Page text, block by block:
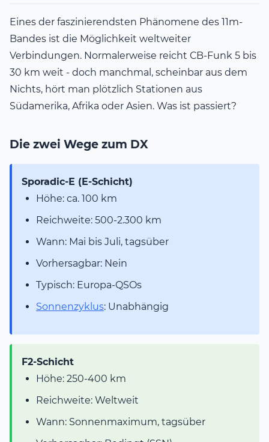
Eines der faszinierendsten Phänomene des 11m-
Bandes ist die Möglichkeit weltweiter
Verbindungen. Normalerweise reicht CB-Funk 5 bis
30 km weit - doch manchmal, scheinbar aus dem
Nichts, hört man plötzlich Stationen aus
Südamerika, Afrika oder Asien. Was ist passiert?
Die zwei Wege zum DX
Sporadic-E (E-Schicht)
Höhe: ca. 100 km
Reichweite: 500-2.300 km
Wann: Mai bis Juli, tagsüber
Vorhersagbar: Nein
Typisch: Europa-QSOs
Sonnenzyklus: Unabhängig
F2-Schicht
Höhe: 250-400 km
Reichweite: Weltweit
Wann: Sonnenmaximum, tagsüber